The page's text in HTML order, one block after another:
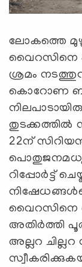
ലോകത്തെ
വൈറസിനെ
ശ്രമം
കൊറോണ
തുടക്കത്തിൽ
22ന്
റിപ്പോർട്ട്
വൈറസിനെ
അതിർത്തി
അല്ലറ